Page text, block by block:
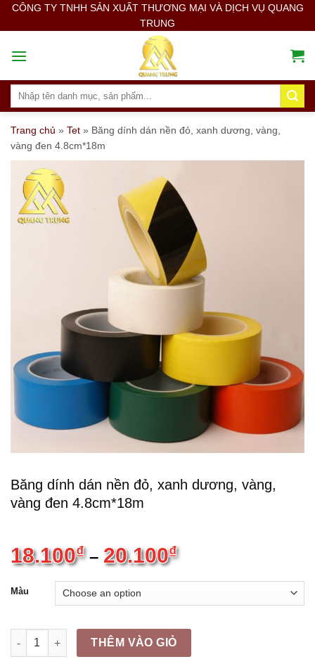
SkipCÔNG TY TNHH SẢN XUẤT THƯƠNG MẠI VÀ DỊCH VỤ QUANG
TRUNG
Search
Trang chủ » Tet » Băng dính dán nền đỏ, xanh dương, vàng,
vàng đen 4.8cm*18m
Băng dính dán nền đỏ, xanh dương, vàng,
vàng đen 4.8cm*18m
18.100₫– 20.100₫
Màu
Băng dính dán nền đỏ, xanh dương, vàng, vàng đen
THÊM VÀO GIỎ